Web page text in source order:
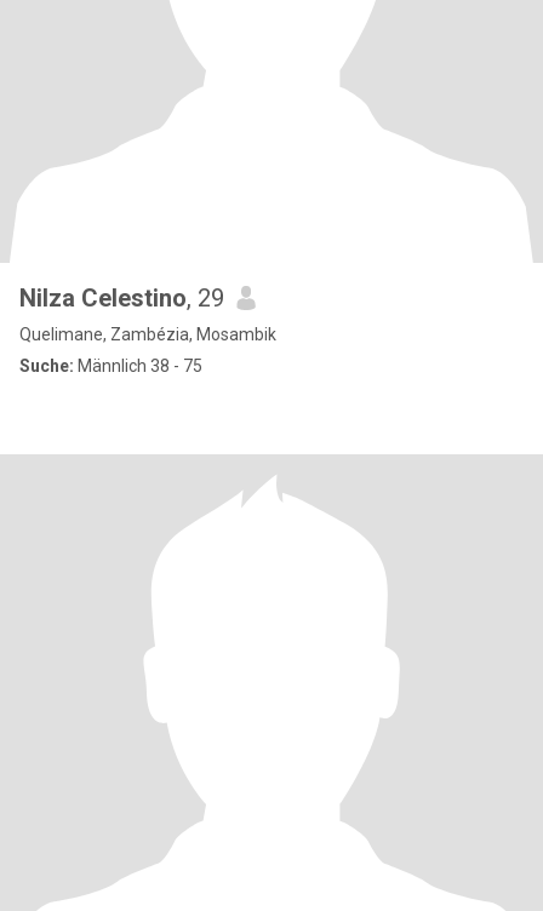
Nilza Celestino, 29
Quelimane, Zambézia, Mosambik
Suche: Männlich 38 - 75